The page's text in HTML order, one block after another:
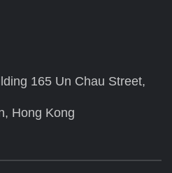
165 Un Chau Street,
Hong Kong